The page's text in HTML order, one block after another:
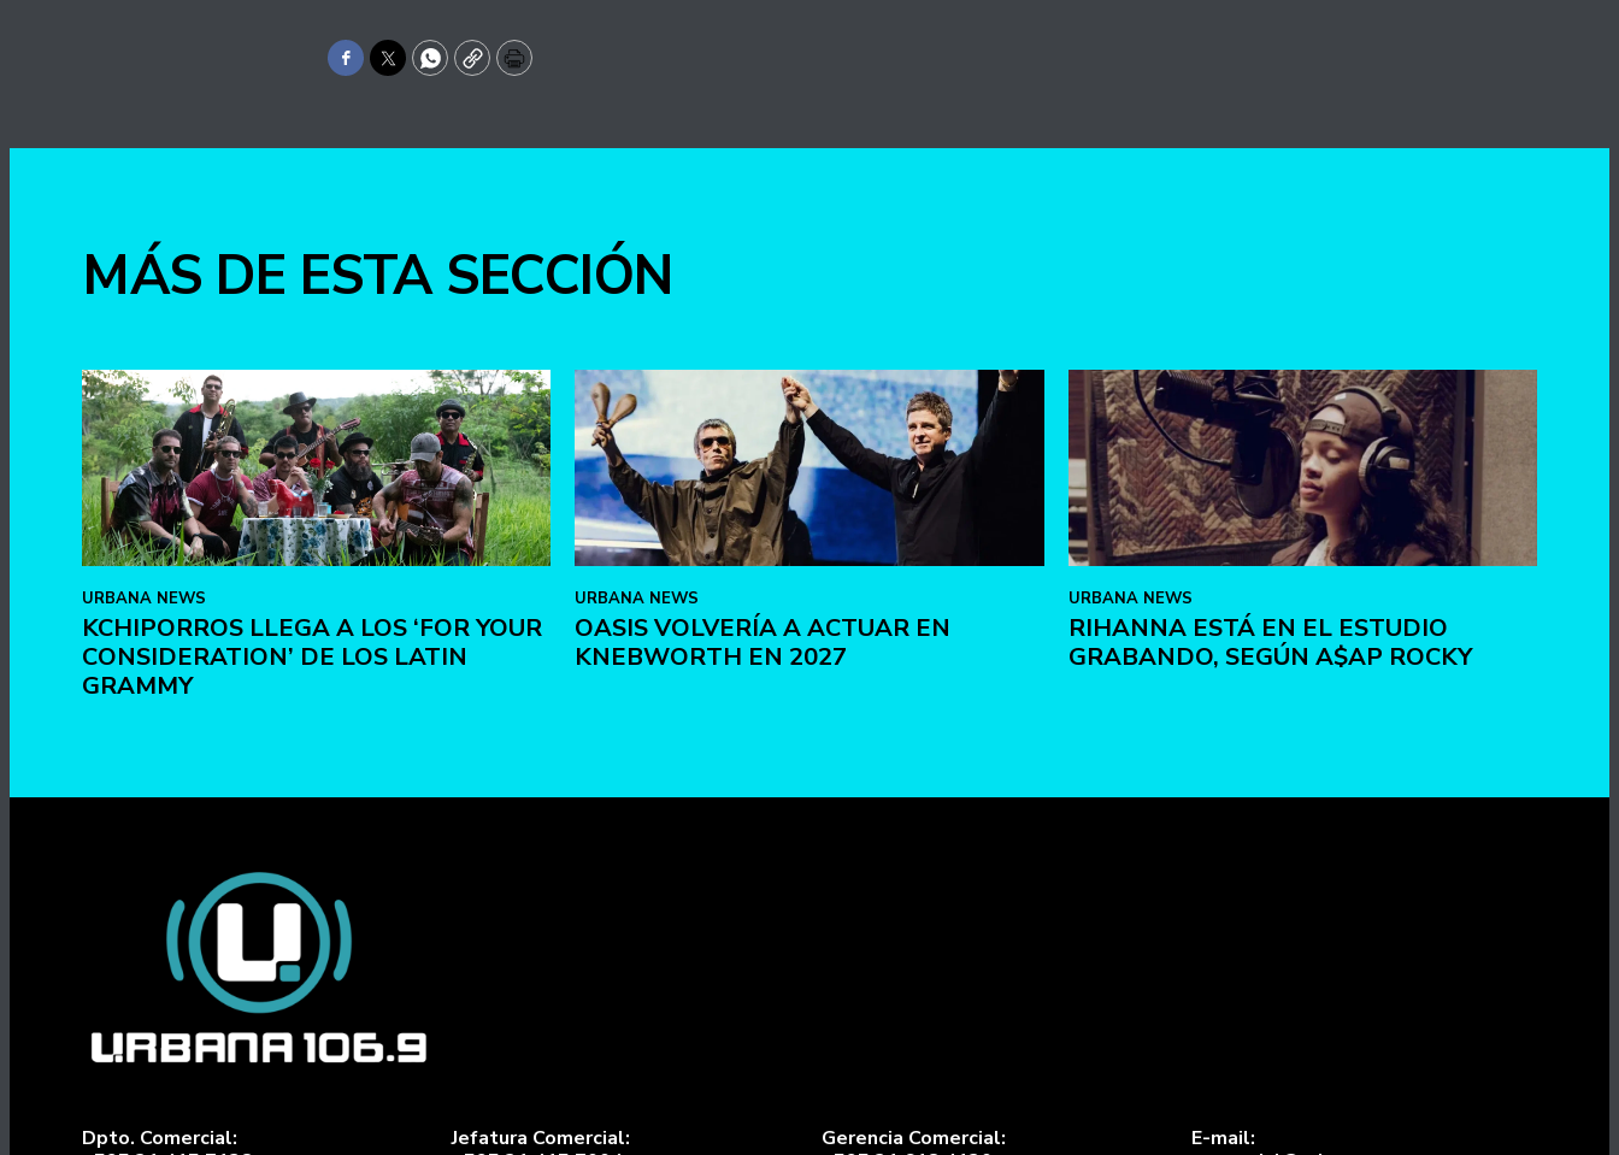
Facebook
TwitterWhatsApp
CopyPrint
MÁS DE ESTA SECCIÓN
URBANA NEWS
KCHIPORROS LLEGA A LOS ‘FOR YOUR
CONSIDERATION’ DE LOS LATIN
GRAMMY
URBANA NEWS
OASIS VOLVERÍA A ACTUAR EN
KNEBWORTH EN 2027
URBANA NEWS
RIHANNA ESTÁ EN EL ESTUDIO
GRABANDO, SEGÚN A$AP ROCKY
Dpto. Comercial:
Jefatura Comercial:
Gerencia Comercial:
E-mail: